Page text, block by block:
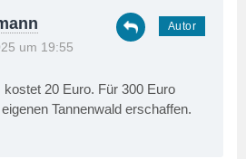
um 19:55
20 Euro. Für 300 Euro
Tannenwald erschaffen.